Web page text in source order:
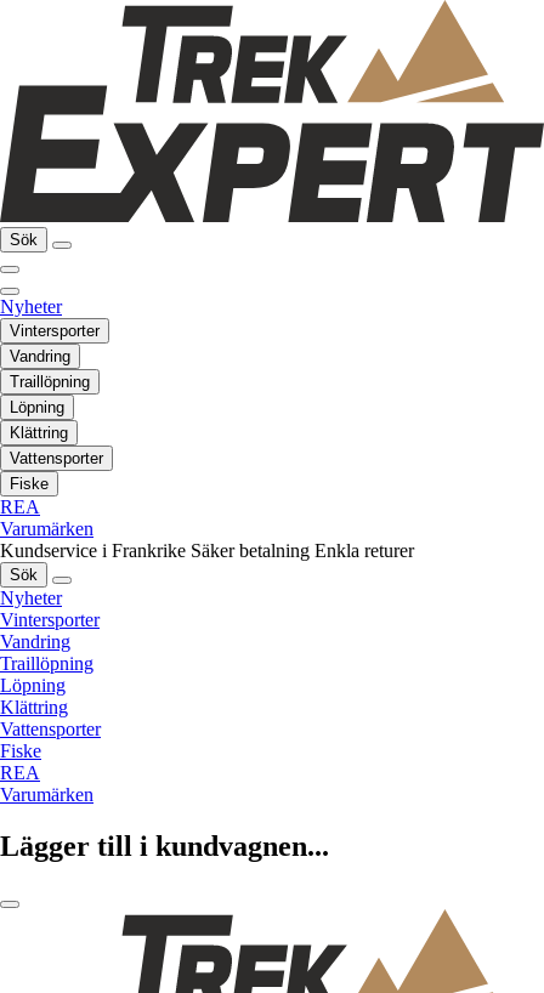
Sök
Nyheter
Vintersporter
Vandring
Traillöpning
Löpning
Klättring
Vattensporter
Fiske
REA
Varumärken
Kundservice i Frankrike Säker betalning Enkla returer
Sök
Nyheter
Vintersporter
Vandring
Traillöpning
Löpning
Klättring
Vattensporter
Fiske
REA
Varumärken
Lägger till i kundvagnen...